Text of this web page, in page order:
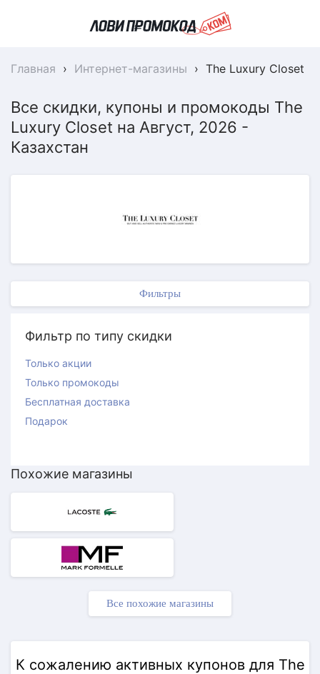
Главная › Интернет-магазины › The Luxury Closet
Все скидки, купоны и промокоды The
Luxury Closet на Август, 2026 -
Казахстан
Фильтры
Фильтр по типу скидки
Только акции
Только промокоды
Бесплатная доставка
Подарок
Похожие магазины
Все похожие магазины
К сожалению активных купонов для The